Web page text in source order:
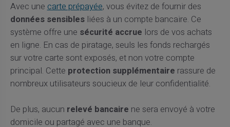
Avec unecarte prépayée, vous évitez de fournir des
données sensiblesliées à un compte bancaire. Ce
système offre une sécurité accrue lors de vos achats
en ligne. En cas de piratage, seuls les fonds rechargés
sur votre carte sont exposés, et non votre compte
principal. Cette protection supplémentaire rassure de
nombreux utilisateurs soucieux de leur confidentialité.
De plus, aucun relevé bancaire ne sera envoyé à votre
domicile ou partagé avec une banque.